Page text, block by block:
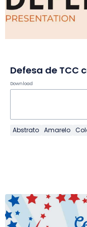
Defesa de TCC
Download
Abstrato Amarelo